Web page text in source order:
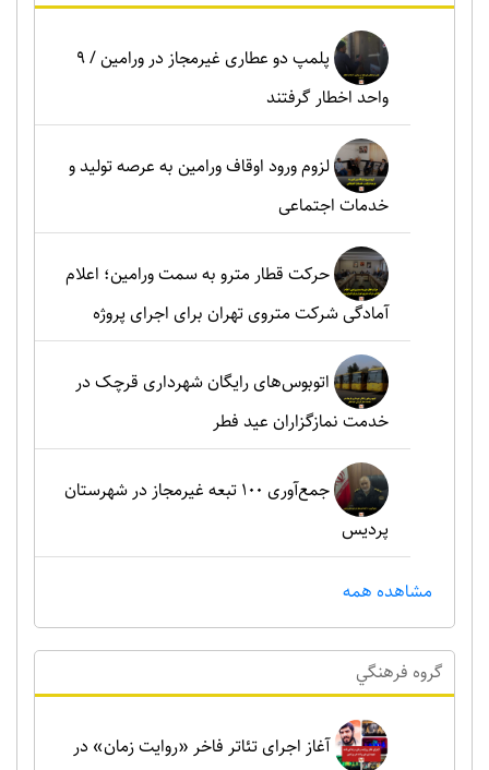
پلمپ دو عطاری غیرمجاز در ورامین / ۹
واحد اخطار گرفتند
لزوم ورود اوقاف ورامین به عرصه تولید و
خدمات اجتماعی
حرکت قطار مترو به سمت ورامین؛ اعلام
آمادگی شرکت متروی تهران برای اجرای پروژه
اتوبوس‌های رایگان شهرداری قرچک در
خدمت نمازگزاران عید فطر
جمع‌آوری ۱۰۰ تبعه غیرمجاز در شهرستان
پردیس
مشاهده همه
گروه فرهنگي
آغاز اجرای تئاتر فاخر «روایت زمان» در